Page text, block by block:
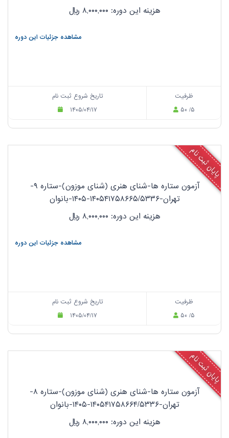
هزینه این دوره: ۸,۰۰۰,۰۰۰
ریال
مشاهده جزئیات این دوره
تاریخ شروع ثبت نام
۱۴۰۵/۰۴/۱۷
ظرفیت
۵۰ /۵
پایان ثبت نام
آزمون ستاره ها-شنای هنری (شنای موزون)-ستاره ۹-
تهران-۱۴۰۵۴۱۷۵۸۶۶۵/۵۳۳۶-۱۴۰۵-بانوان
هزینه این دوره: ۸,۰۰۰,۰۰۰
ریال
مشاهده جزئیات این دوره
تاریخ شروع ثبت نام
۱۴۰۵/۰۴/۱۷
ظرفیت
۵۰ /۵
پایان ثبت نام
آزمون ستاره ها-شنای هنری (شنای موزون)-ستاره ۸-
تهران-۱۴۰۵۴۱۷۵۸۶۶۴/۵۳۳۶-۱۴۰۵-بانوان
هزینه این دوره: ۸,۰۰۰,۰۰۰
ریال